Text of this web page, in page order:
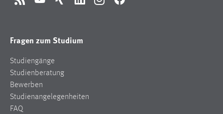
RSS YouTubeXing LinkedInInstagramFacebook
Fragen zum Studium
Studiengänge
Studienberatung
Bewerben
Studienangelegenheiten
FAQ